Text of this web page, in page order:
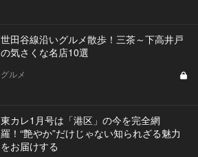
世田谷線沿いグルメ散歩！三茶～下高井戸
の気さくな名店10選
グルメ
東カレ1月号は「港区」の今を完全網
羅！“艶やか”だけじゃない知られざる魅力
をお届けする